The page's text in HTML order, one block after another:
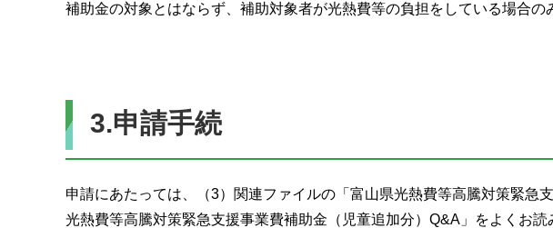
補助金の対象とはならず、補助対象者が光熱費等の負担をしている場合の
3.申請手続
申請にあたっては、（3）関連ファイルの「富山県光熱費等高騰対策緊急
光熱費等高騰対策緊急支援事業費補助金（児童追加分）Q&A」をよくお